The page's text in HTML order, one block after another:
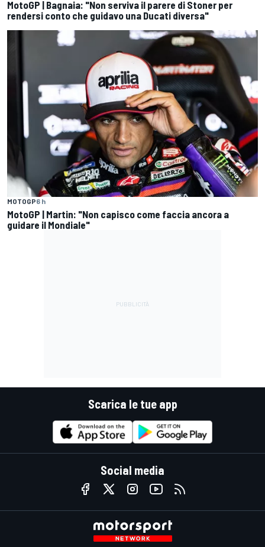
MotoGP | Bagnaia: "Non serviva il parere di Stoner per
rendersi conto che guidavo una Ducati diversa"
MOTOGP6 h
MotoGP | Martin: "Non capisco come faccia ancora a
guidare il Mondiale"
Scarica le tue app
Social media